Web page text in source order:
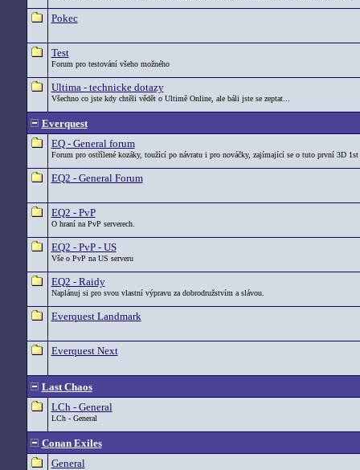
Pokec
Test
Forum pro testování všeho možného
Ultima - technicke dotazy
Všechno co jste kdy chtěli vědět o Ultimě Online, ale báli jste se zeptat...
Everquest
EQ - General forum
Forum pro ostřílené kozáky, toužící po návratu i pro nováčky, zajímající se o tuto první 3D 1st
EQ2 - General Forum
EQ2 - PvP
O hraní na PvP serverech.
EQ2 - PvP - US
Vše o PvP na US serveru
EQ2 - Raidy
Naplánuj si pro svou vlastní výpravu za dobrodružstvím a slávou.
Everquest Landmark
Everquest Next
Last Chaos
LCh - General
LCh - General
Conan Exiles
General